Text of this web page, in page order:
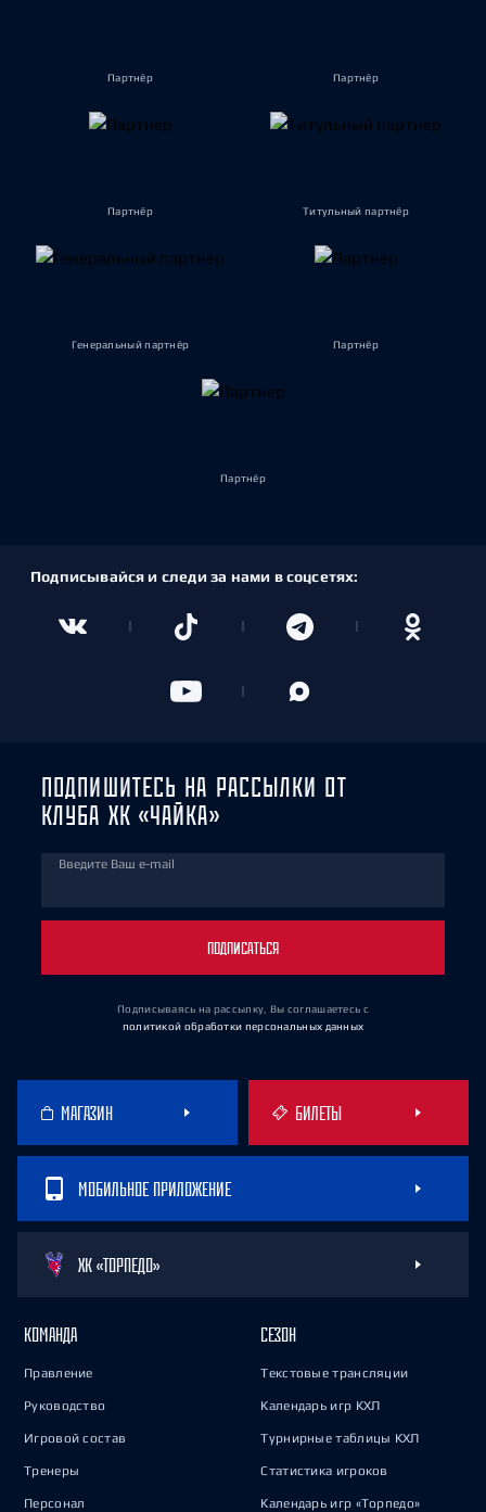
Партнёр Партнёр
Партнёр Титульный партнёр
Генеральный партнёр Партнёр
Партнёр
Подписывайся и следи за нами в соцсетях:
ПОДПИШИТЕСЬ НА РАССЫЛКИ ОТ
КЛУБА ХК «ЧАЙКА»
Введите Ваш e-mail
ПОДПИСАТЬСЯ
Подписываясь на рассылку, Вы соглашаетесь с
политикой обработки персональных данных
МАГАЗИН БИЛЕТЫ
МОБИЛЬНОЕ ПРИЛОЖЕНИЕ
ХК «ТОРПЕДО»
КОМАНДА
Правление
Руководство
Игровой состав
Тренеры
Персонал
СЕЗОН
Текстовые трансляции
Календарь игр КХЛ
Турнирные таблицы КХЛ
Статистика игроков
Календарь игр «Торпедо»